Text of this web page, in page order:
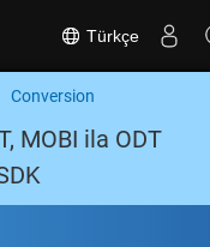
Türkçe
Conversion
MOBI ila ODT